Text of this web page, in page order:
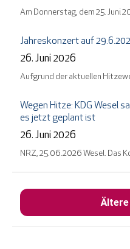
Am Donnerstag, dem 25. Juni
Jahreskonzert auf
26. Juni 2026
Aufgrund der aktuellen
Wegen Hitze: KDG Wesel
es jetzt geplant ist
26. Juni 2026
NRZ, 25.06.2026 Wesel. Das